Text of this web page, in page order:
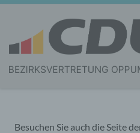
Besuchen Sie auch die Seite